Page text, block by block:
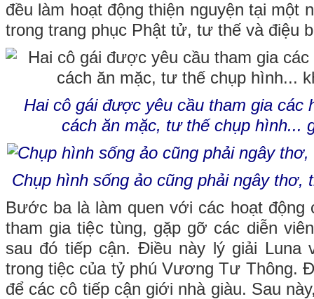
đều làm hoạt động thiện nguyện tại một
trong trang phục Phật tử, tư thế và điệu
Hai cô gái được yêu cầu tham gia các
cách ăn mặc, tư thế chụp hình...
Chụp hình sống ảo cũng phải ngây thơ,
Bước ba là làm quen với các hoạt động
tham gia tiệc tùng, gặp gỡ các diễn
sau đó tiếp cận. Điều này lý giải Luna
trong tiệc của tỷ phú Vương Tư Thông.
để các cô tiếp cận giới nhà giàu. Sau